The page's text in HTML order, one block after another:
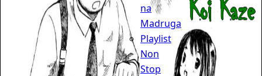
na
Madruga
Playlist
Non
Stop